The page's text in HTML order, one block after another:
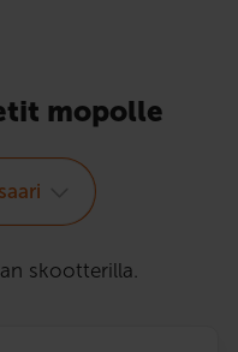
mopolle
skootterilla.